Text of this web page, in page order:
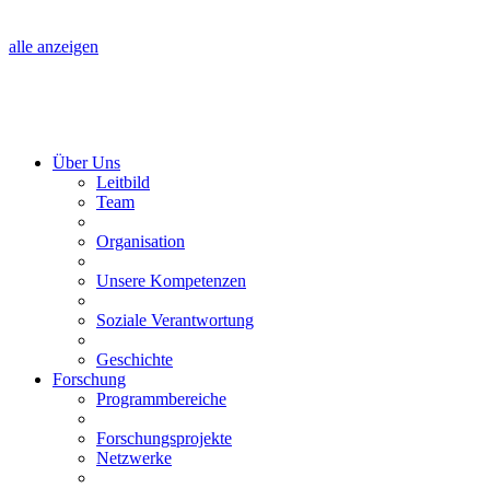
alle anzeigen
Über Uns
Leitbild
Team
Organisation
Unsere Kompetenzen
Soziale Verantwortung
Geschichte
Forschung
Programmbereiche
Forschungsprojekte
Netzwerke